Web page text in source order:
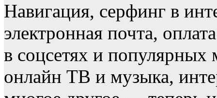
Навигация, серфинг в
электронная почта,
в соцсетях и
онлайн ТВ и музыка,